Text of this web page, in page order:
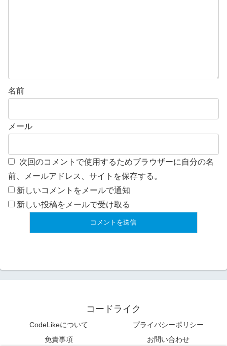
名前
メール
次回のコメントで使用するためブラウザーに自分の名
前、メールアドレス、サイトを保存する。
新しいコメントをメールで通知
新しい投稿をメールで受け取る
コードライク
CodeLikeについて
プライバシーポリシー
免責事項
お問い合わせ